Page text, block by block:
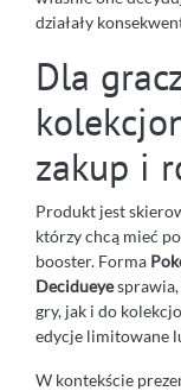
działały
Dla
zakup i
Produkt jest
którzy chcą mieć
booster. Forma
Decidueyesprawia,
gry, jak i do
edycje limitowane
W kontekście